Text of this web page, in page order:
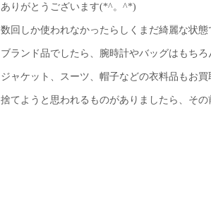
ありがとうございます(*^。^*)
数回しか使われなかったらしくまだ綺麗な状態
ブランド品でしたら、腕時計やバッグはもち
ジャケット、スーツ、帽子などの衣料品もお
捨てようと思われるものがありましたら、その